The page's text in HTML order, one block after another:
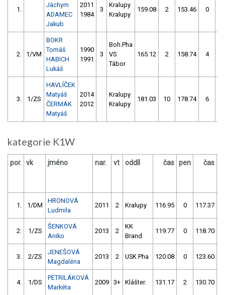
1.
Jáchym
ADAMEC
Jakub
2011
1984
3
Kralupy
Kralupy
159.08 2 153.46 0
2. 1/VM
BOKR
Tomáš
HABICH
Lukáš
1990
1991
3
Boh.Pha
VS
Tábor
165.12 2 158.74 4
3. 1/ZS
HAVLÍČEK
Matyáš
ČERMÁK
Matyáš
2014
2012
Kralupy
Kralupy
181.03 10 178.74 6
kategorie K1W
por. vk jméno nar. vt oddíl čas pen čas
1. 1/DM
HRONOVÁ
Ludmila
2011 2 Kralupy 116.95 0 117.37
2. 1/ZS
ŠENKOVÁ
Aniko
2013 2
KK
Brand
119.77 0 118.70
3. 2/ZS
JENEŠOVÁ
Magdaléna
2013 2 USK Pha 120.08 0 123.60
4. 1/DS
PETRILÁKOVÁ
Markéta
2009 3+ Klášter. 131.17 2 130.70